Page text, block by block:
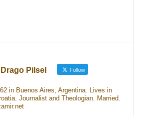
Drago Pilsel Follow
in Buenos Aires, Argentina. Lives in
Journalist and Theologian. Married.